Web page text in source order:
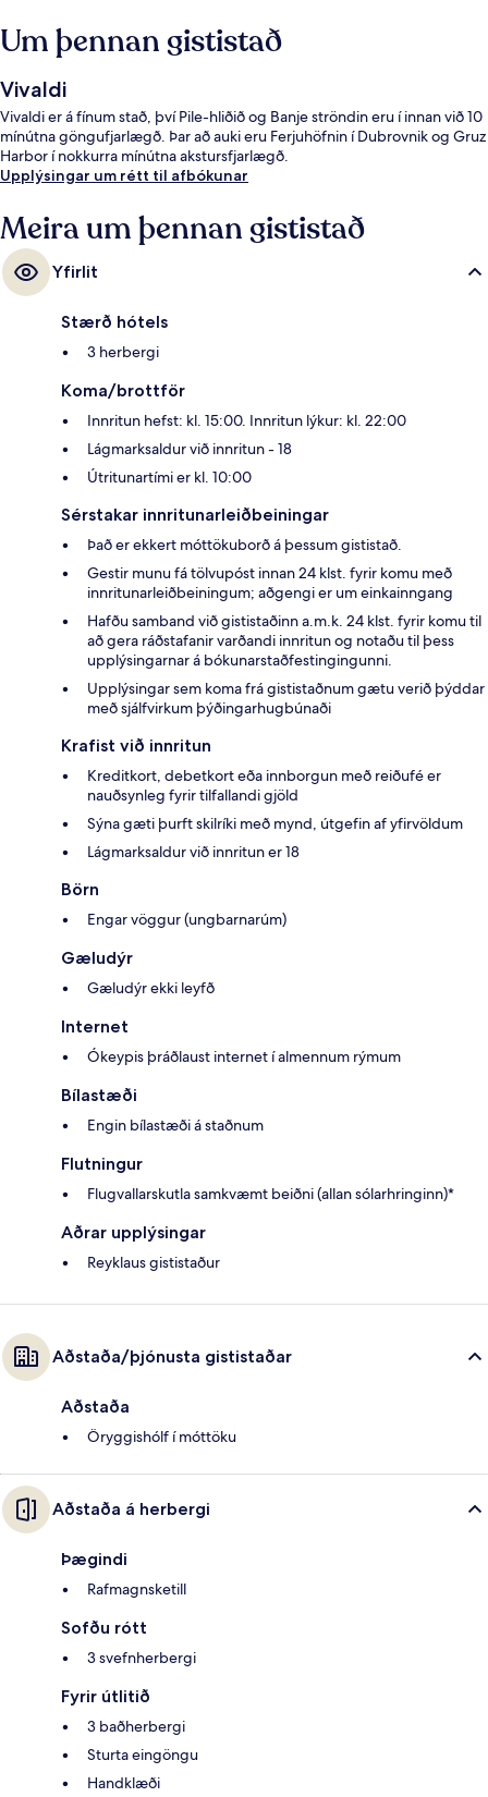
Um þennan gististað
Vivaldi
Vivaldi er á fínum stað, því Pile-hliðið og Banje ströndin eru í innan við 10
mínútna göngufjarlægð. Þar að auki eru Ferjuhöfnin í Dubrovnik og Gruz
Harbor í nokkurra mínútna akstursfjarlægð.
Upplýsingar um rétt til afbókunar
Meira um þennan gististað
Yfirlit
Stærð hótels
3 herbergi
Koma/brottför
Innritun hefst: kl. 15:00. Innritun lýkur: kl. 22:00
Lágmarksaldur við innritun - 18
Útritunartími er kl. 10:00
Sérstakar innritunarleiðbeiningar
Það er ekkert móttökuborð á þessum gististað.
Gestir munu fá tölvupóst innan 24 klst. fyrir komu með
innritunarleiðbeiningum; aðgengi er um einkainngang
Hafðu samband við gististaðinn a.m.k. 24 klst. fyrir komu til
að gera ráðstafanir varðandi innritun og notaðu til þess
upplýsingarnar á bókunarstaðfestingingunni.
Upplýsingar sem koma frá gististaðnum gætu verið þýddar
með sjálfvirkum þýðingarhugbúnaði
Krafist við innritun
Kreditkort, debetkort eða innborgun með reiðufé er
nauðsynleg fyrir tilfallandi gjöld
Sýna gæti þurft skilríki með mynd, útgefin af yfirvöldum
Lágmarksaldur við innritun er 18
Börn
Engar vöggur (ungbarnarúm)
Gæludýr
Gæludýr ekki leyfð
Internet
Ókeypis þráðlaust internet í almennum rýmum
Bílastæði
Engin bílastæði á staðnum
Flutningur
Flugvallarskutla samkvæmt beiðni (allan sólarhringinn)*
Aðrar upplýsingar
Reyklaus gististaður
Aðstaða/þjónusta gististaðar
Aðstaða
Öryggishólf í móttöku
Aðstaða á herbergi
Þægindi
Rafmagnsketill
Sofðu rótt
3 svefnherbergi
Fyrir útlitið
3 baðherbergi
Sturta eingöngu
Handklæði